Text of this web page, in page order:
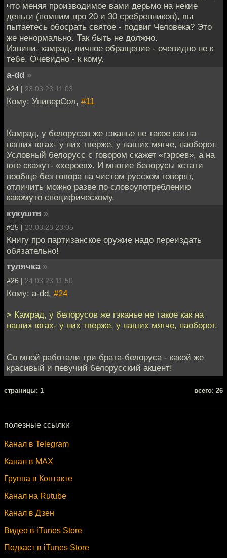
что меняя производимое вами дерьмо на некие
деньги (помним про 20 и 30 сребренников), вы
пытаетесь обосрать святое - подвиг Человека? Это
же ненормально. Так быть не должно.
Извини, камрад, личное обращение - очевидно не к
тебе. Очевидно - к кому.
a-dd »
#24 | 23.03.23 11:03
Кому: УниверСол, #11
Камрад, у белорусов же гэканье не такое как на
наших югах- у них тверже, у наших мягче, наоборот.
Условный белорусс с говором скажет «гэроев», а на
юге скажут- «хероев». И многие белорусы кстати
вообще без говора на чистом русском говорят,
отличить можно разве по словоупотреблению
какомуто специфическому.
кукуштв »
#25 | 23.03.23 23:05
Книгу про партизанское оружие надо переиздать
обязательно!
тулячка »
#26 | 24.03.23 11:50
Кому: a-dd, #24
> Камрад, у белорусов же гэканье не такое как на
наших югах- у них тверже, у наших мягче, наоборот.
Со мной работали три брата-белоруса - какой же
красивый и певучий белорусский акцент!
cтраницы: 1 всего: 26
полезные ссылки
Канал в Telegram
Канал в MAX
Группа в Контакте
Канал на Rutube
Канал в Дзен
Видео в iTunes Store
Подкаст в iTunes Store